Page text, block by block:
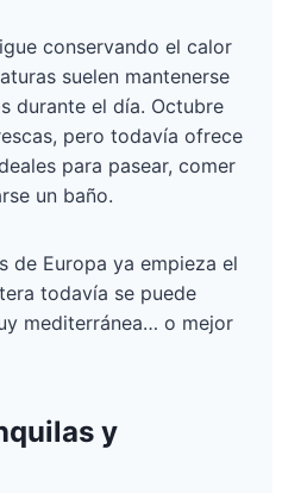
conservando el calor
suelen mantenerse
durante el día. Octubre
pero todavía ofrece
para pasear, comer
un baño.
de Europa ya empieza el
todavía se puede
mediterránea… o mejor
y